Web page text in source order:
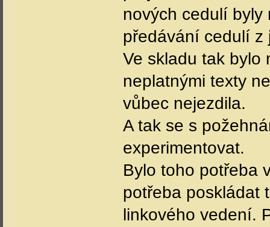
nových cedulí byly
předávání cedulí z
Ve skladu tak bylo
neplatnými texty
vůbec nejezdila.
A tak se s
experimentovat.
Bylo toho potřeba
potřeba poskládat
linkového vedení.